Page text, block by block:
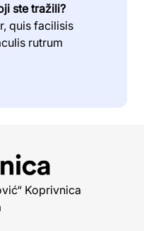
ste tražili?
quis facilisis
rutrum
Koprivnica